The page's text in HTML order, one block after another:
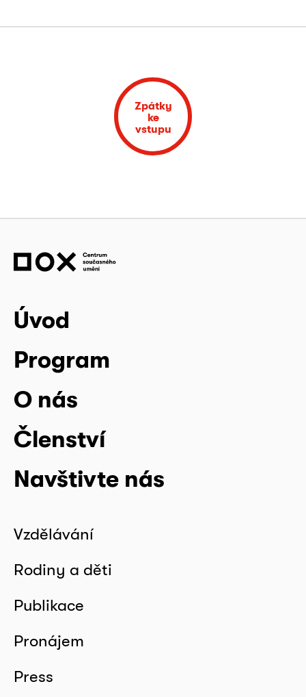
Zpátky
ke
vstupu
Úvod
Program
O nás
Členství
Navštivte nás
Vzdělávání
Rodiny a děti
Publikace
Pronájem
Press